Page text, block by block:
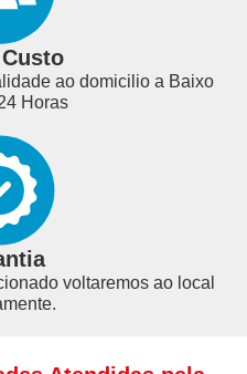
ao domicilio a Baixo
Horas
voltaremos ao local